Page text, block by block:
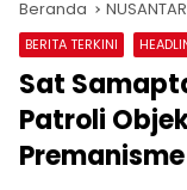
Beranda
BERITA TERKINI
Sat
Patroli
Premanisme